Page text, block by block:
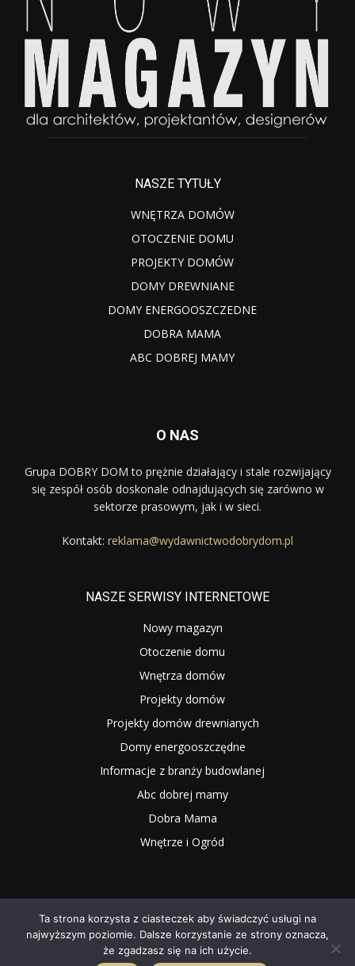
NASZE TYTUŁY
WNĘTRZA DOMÓW
OTOCZENIE DOMU
PROJEKTY DOMÓW
DOMY DREWNIANE
DOMY ENERGOOSZCZEDNE
DOBRA MAMA
ABC DOBREJ MAMY
O NAS
Grupa DOBRY DOM to prężnie działający i stale rozwijający
się zespół osób doskonale odnajdujących się zarówno w
sektorze prasowym, jak i w sieci.
Kontakt: reklama@wydawnictwodobrydom.pl
NASZE SERWISY INTERNETOWE
Nowy magazyn
Otoczenie domu
Wnętrza domów
Projekty domów
Projekty domów drewnianych
Domy energooszczędne
Informacje z branży budowlanej
Abc dobrej mamy
Dobra Mama
Wnętrze i Ogród
2025 NOWYMAGAZYN.PL
Ta strona korzysta z ciasteczek aby świadczyć usługi na
najwyższym poziomie. Dalsze korzystanie ze strony oznacza,
że zgadzasz się na ich użycie.